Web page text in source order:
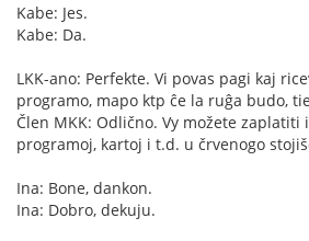
Kabe: Jes.
Kabe: Da.
LKK-ano: Perfekte. Vi povas pagi kaj
programo, mapo ktp ĉe la ruĝa budo,
Člen MKK: Odlično. Vy možete zaplatiti
programoj, kartoj i t.d. u črvenogo
Ina: Bone, dankon.
Ina: Dobro, dekuju.